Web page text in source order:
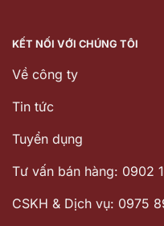
KẾT NỐI VỚI CHÚNG TÔI
Về công ty
Tin tức
Tuyển dụng
Tư vấn bán hàng: 0902
CSKH & Dịch vụ: 0975